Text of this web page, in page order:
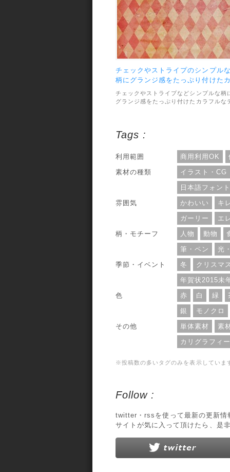
商用利用問わずOKとのことです。
チェックやストライプのシンプル
柄にグランジ感をたっぷり付けた
ラフルなテクスチャー素材
チェックやストライプなどシンプルな柄
グランジ感をたっぷり付けたカラフルな
はJPEG、画像サイズは大きいもので
2700×4000px程と高解像度です。利用範
囲については、個人・商用利用問わずOK
となっています。
Tags :
利用範囲 商用利用OK
素材の種類
イラスト・CG
日本語フォン
雰囲気
かわいい
キ
ガーリー
エ
柄・モチーフ
人物 動物
筆・ペン
光
季節・イベント
冬
クリスマ
年賀状2015未
色
赤 白 緑
銀
モノクロ
その他
単体素材
素
カリグラフィ
※投稿数の多いタグのみを表示していま
Follow :
twitter・rssを使って最新の更新情
サイトが気に入って頂けたら、是